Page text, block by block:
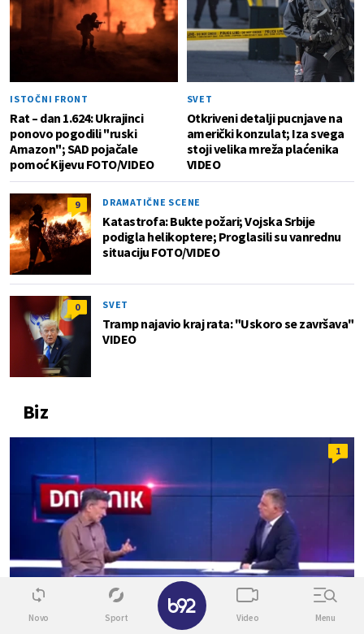
ISTOČNI FRONT
Rat – dan 1.624: Ukrajinci
ponovo pogodili "ruski
Amazon"; SAD pojačale
pomoć Kijevu FOTO/VIDEO
SVET
Otkriveni detalji pucnjave na
američki konzulat; Iza svega
stoji velika mreža plaćenika
VIDEO
9 DRAMATIČNE SCENE
Katastrofa: Bukte požari; Vojska Srbije
podigla helikoptere; Proglasili su vanrednu
situaciju FOTO/VIDEO
0 SVET
Tramp najavio kraj rata: "Uskoro se završava"
VIDEO
Biz
1
Novo Sport Video Menu
✕